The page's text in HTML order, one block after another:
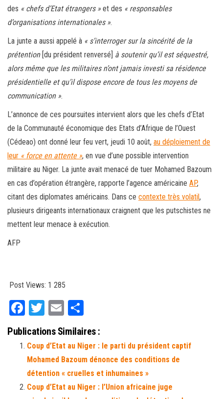
des « chefs d’Etat étrangers » et des « responsables
d’organisations internationales ».
La junte a aussi appelé à « s’interroger sur la sincérité de la
prétention [du président renversé] à soutenir qu’il est séquestré,
alors même que les militaires n’ont jamais investi sa résidence
présidentielle et qu’il dispose encore de tous les moyens de
communication ».
L’annonce de ces poursuites intervient alors que les chefs d’Etat
de la Communauté économique des Etats d’Afrique de l’Ouest
(Cédeao) ont donné leur feu vert, jeudi 10 août, au déploiement de
leur « force en attente », en vue d’une possible intervention
militaire au Niger. La junte avait menacé de tuer Mohamed Bazoum
en cas d’opération étrangère, rapporte l’agence américaine AP,
citant des diplomates américains. Dans ce contexte très volatil,
plusieurs dirigeants internationaux craignent que les putschistes ne
mettent leur menace à exécution.
AFP
Post Views: 1 285
Fa
ce
bo
ok
T
tt
er
E
m
ail ag
er
Publications Similaires :
Coup d’Etat au Niger : le parti du président captif
Mohamed Bazoum dénonce des conditions de
détention « cruelles et inhumaines »
Coup d’Etat au Niger : l’Union africaine juge